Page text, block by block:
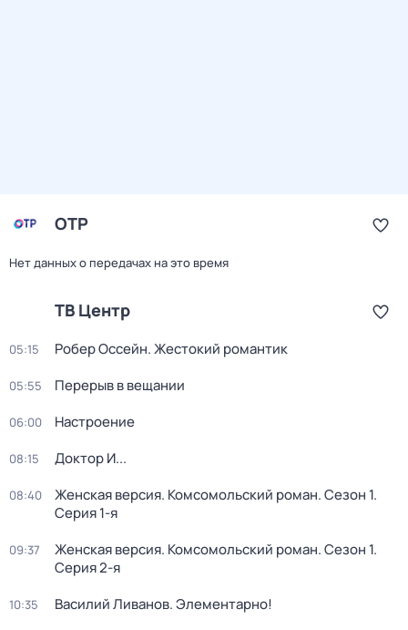
ОТР
Нет данных о передачах на это время
ТВ Центр
05:15 Робер Оссейн. Жестокий романтик
05:55 Перерыв в вещании
06:00 Настроение
08:15 Доктор И...
08:40 Женская версия. Комсомольский роман. Сезон 1.
Серия 1-я
09:37 Женская версия. Комсомольский роман. Сезон 1.
Серия 2-я
10:35 Василий Ливанов. Элементарно!